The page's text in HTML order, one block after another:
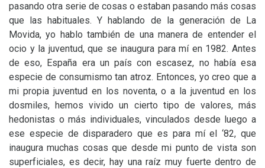
pasando otra serie de cosas o estaban pasando más cosas
que las habituales. Y hablando de la generación de La
Movida, yo hablo también de una manera de entender el
ocio y la juventud, que se inaugura para mí en 1982. Antes
de eso, España era un país con escasez, no había esa
especie de consumismo tan atroz. Entonces, yo creo que a
mi propia juventud en los noventa, o a la juventud en los
dosmiles, hemos vivido un cierto tipo de valores, más
hedonistas o más individuales, vinculados desde luego a
ese especie de disparadero que es para mí el ‘82, que
inaugura muchas cosas que desde mi punto de vista son
superficiales, es decir, hay una raíz muy fuerte dentro de